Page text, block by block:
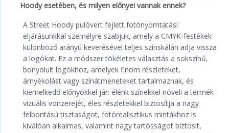
Hoody esetében, és milyen előnyei vannak ennek?
A Street Hoody pulóvert fejlett fotónyomtatási
eljárásunkkal személyre szabjuk, amely a CMYK-festékek
különböző arányú keverésével teljes színskálán adja vissza
a logókat. Ez a módszer tökéletes választás a sokszínű,
bonyolult logókhoz, amelyek finom részleteket,
árnyékolást vagy színátmeneteket tartalmaznak, és
kiemelkedő előnyökkel jár: élénk színekkel növeli a termék
vizuális vonzerejét, éles részletekkel biztosítja a nagy
felbontású tisztaságot, fotórealisztikus mintákhoz is
kiválóan alkalmas, valamint nagy tartósságot biztosít,